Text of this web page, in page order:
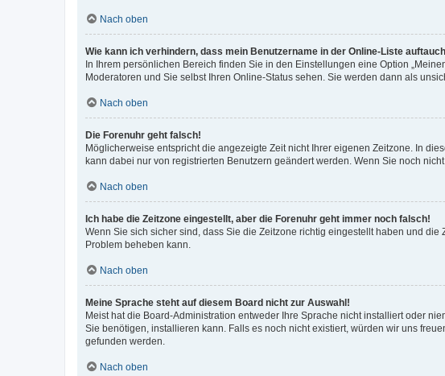
Nach oben
Wie kann ich verhindern, dass mein Benutzername in der Online-Liste
In Ihrem persönlichen Bereich finden Sie in den Einstellungen eine Option
Moderatoren und Sie selbst Ihren Online-Status sehen. Sie werden dann als
Nach oben
Die Forenuhr geht falsch!
Möglicherweise entspricht die angezeigte Zeit nicht Ihrer eigenen Zeitzone. In
kann dabei nur von registrierten Benutzern geändert werden. Wenn Sie noch
Nach oben
Ich habe die Zeitzone eingestellt, aber die Forenuhr geht immer noch falsch!
Wenn Sie sich sicher sind, dass Sie die Zeitzone richtig eingestellt haben und
Problem beheben kann.
Nach oben
Meine Sprache steht auf diesem Board nicht zur Auswahl!
Meist hat die Board-Administration entweder Ihre Sprache nicht installiert oder
Sie benötigen, installieren kann. Falls es noch nicht existiert, würden wir uns
gefunden werden.
Nach oben